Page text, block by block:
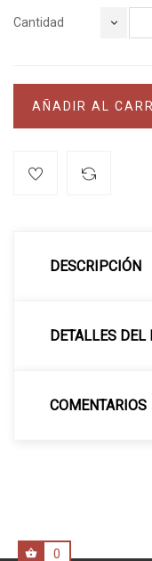
Cantidad
AÑADIR AL
DESCRIPCIÓN
DETALLES DEL
COMENTARIOS
0